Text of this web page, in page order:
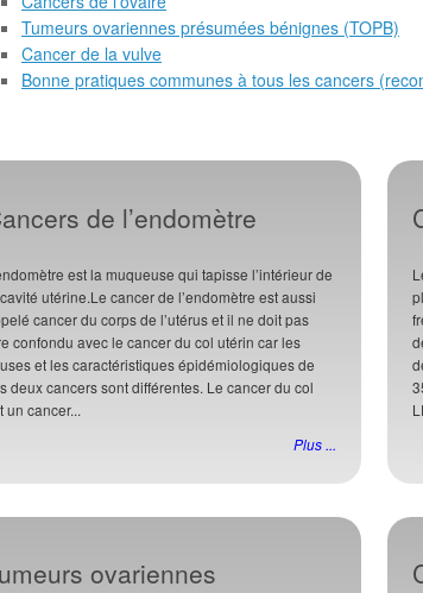
Tumeurs ovariennes présumées bénignes (TOPB)
Cancer de la vulve
Bonne pratiques communes à tous les cancers
de l’endomètre
est la muqueuse qui tapisse l’intérieur de
utérine.Le cancer de l’endomètre est aussi
cancer du corps de l’utérus et il ne doit pas
confondu avec le cancer du col utérin car les
et les caractéristiques épidémiologiques de
deux cancers sont différentes. Le cancer du col
un cancer...
Plus ...
ovariennes